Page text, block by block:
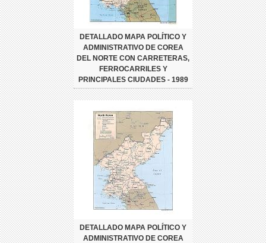
DETALLADO MAPA POLÍTICO Y
ADMINISTRATIVO DE COREA
DEL NORTE CON CARRETERAS,
FERROCARRILES Y
PRINCIPALES CIUDADES - 1989
DETALLADO MAPA POLÍTICO Y
ADMINISTRATIVO DE COREA